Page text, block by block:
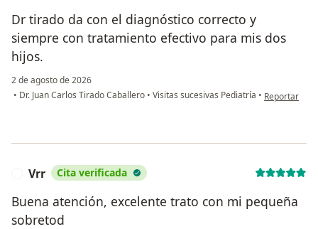
Dr tirado da con el diagnóstico correcto y
siempre con tratamiento efectivo para mis dos
hijos.
2 de agosto de 2026
• Dr. Juan Carlos Tirado Caballero • Visitas sucesivas Pediatría • en opinión
Reportar
Vrr Cita verificada
Buena atención, excelente trato con mi pequeña
sobretod